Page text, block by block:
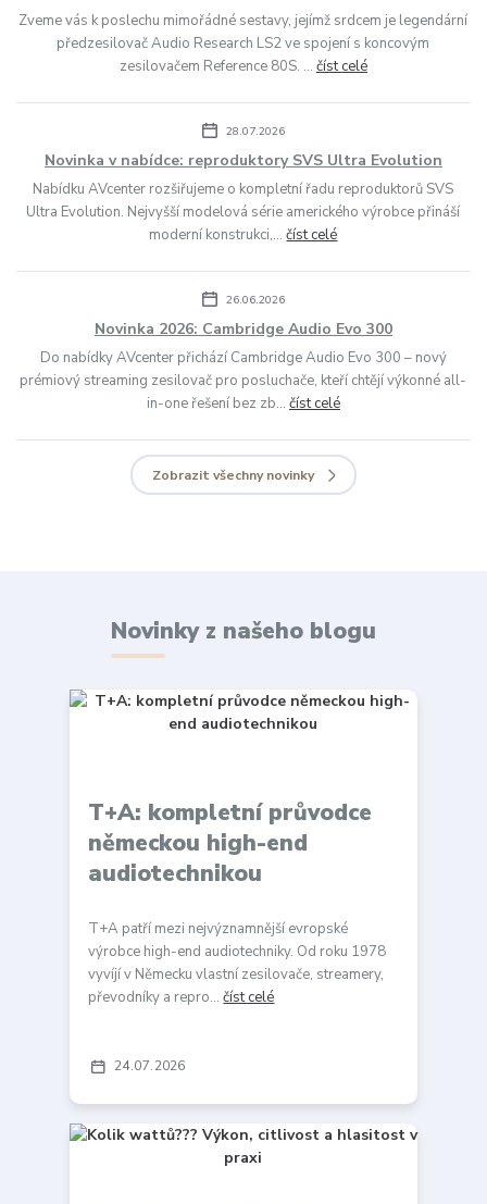
Zveme vás k poslechu mimořádné sestavy, jejímž srdcem je legendární
předzesilovač Audio Research LS2 ve spojení s koncovým
zesilovačem Reference 80S. ... číst celé
28.07.2026
Novinka v nabídce: reproduktory SVS Ultra Evolution
Nabídku AVcenter rozšiřujeme o kompletní řadu reproduktorů SVS
Ultra Evolution. Nejvyšší modelová série amerického výrobce přináší
moderní konstrukci,...číst celé
26.06.2026
Novinka 2026: Cambridge Audio Evo 300
Do nabídky AVcenter přichází Cambridge Audio Evo 300 – nový
prémiový streaming zesilovač pro posluchače, kteří chtějí výkonné all-
in-one řešení bez zb... číst celé
Zobrazit všechny novinky
Novinky z našeho blogu
24 07 2026
T+A: kompletní průvodce
německou high-end
audiotechnikou
T+A patří mezi nejvýznamnější evropské
výrobce high-end audiotechniky. Od roku 1978
vyvíjí v Německu vlastní zesilovače, streamery,
převodníky a repro...číst celé